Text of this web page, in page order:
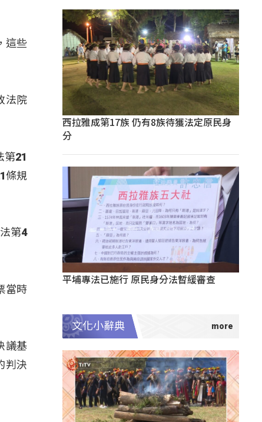
這些
法院
第21
條規
第4
當時
議基
判決
西拉雅成第17族 仍有8族待獲法定原民身
分
平埔專法已施行 原民身分法暫緩審查
文化小辭典